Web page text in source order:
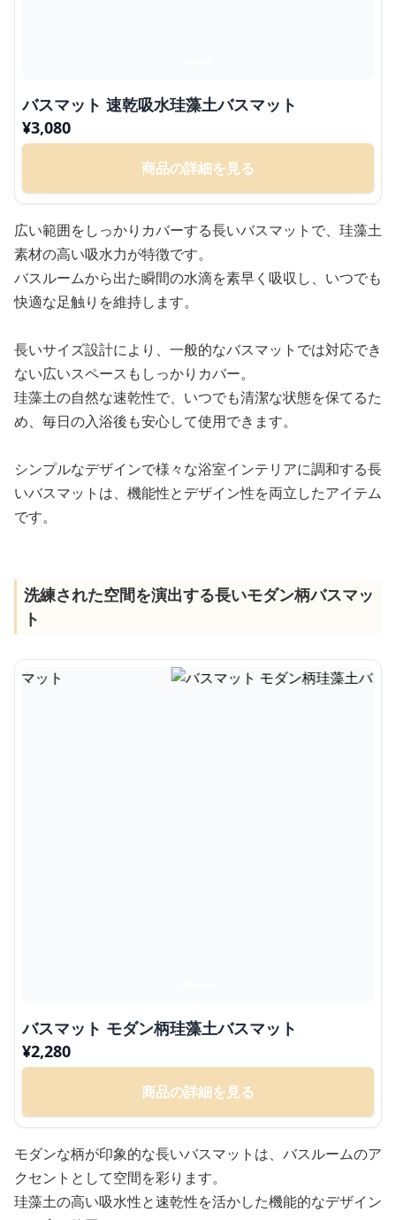
バスマット 速乾吸水珪藻土バスマット
¥3,080
商品の詳細を見る
広い範囲をしっかりカバーする長いバスマットで、珪藻土
素材の高い吸水力が特徴です。
バスルームから出た瞬間の水滴を素早く吸収し、いつでも
快適な足触りを維持します。
長いサイズ設計により、一般的なバスマットでは対応でき
ない広いスペースもしっかりカバー。
珪藻土の自然な速乾性で、いつでも清潔な状態を保てるた
め、毎日の入浴後も安心して使用できます。
シンプルなデザインで様々な浴室インテリアに調和する長
いバスマットは、機能性とデザイン性を両立したアイテム
です。
洗練された空間を演出する長いモダン柄バスマッ
ト
バスマット モダン柄珪藻土バスマット
¥2,280
商品の詳細を見る
モダンな柄が印象的な長いバスマットは、バスルームのア
クセントとして空間を彩ります。
珪藻土の高い吸水性と速乾性を活かした機能的なデザイン